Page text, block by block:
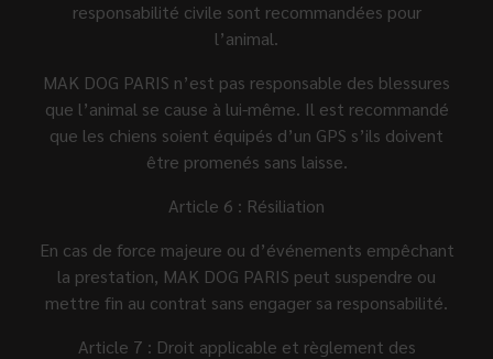
responsabilité civile sont recommandées pour
l’animal.
MAK DOG PARIS n’est pas responsable des blessures
que l’animal se cause à lui-même. Il est recommandé
que les chiens soient équipés d’un GPS s’ils doivent
être promenés sans laisse.
Article 6 : Résiliation
En cas de force majeure ou d’événements empêchant
la prestation, MAK DOG PARIS peut suspendre ou
mettre fin au contrat sans engager sa responsabilité.
Article 7 : Droit applicable et règlement des